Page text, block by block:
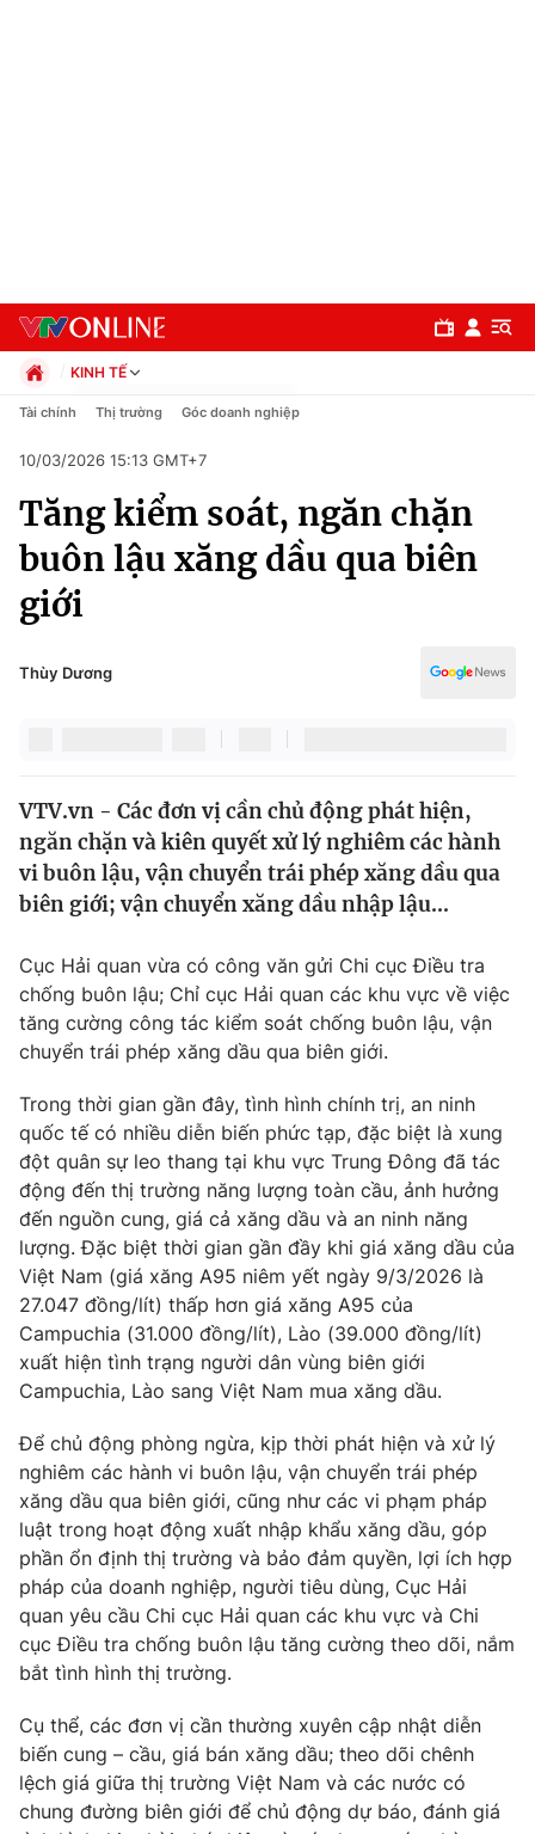
Chuyên mục
Chính trị
Xã hội
Pháp luật
Thế giới
Tin tức
Thế giới đó đây
Câu chuyện quốc tế
Kinh tế
Thị trường
Góc doanh nghiệp
Dữ liệu và đời sống
Truyền hình
Hậu trường
Nhân vật
Khán giả
Giải sao mai
Giải trí
Điện ảnh
Âm nhạc
Sao
Đời sống
Du lịch
Làm đẹp
Chất lượng cuộc sống
Giáo dục
Tuyển sinh
Học trực tuyến
Công nghệ
Hitech Công nghệ tương lai
Sản phẩm
Thị trường
Tư vấn
Giao lưu trực tuyến
Lịch phát sóng
Chuyên mục khác
Emagazine Podcast
Photo Infographic
Video Shorts video
VTV Money VTV Thể thao
KINH TẾ
Chính trị
Pháp luật
Kinh tế
Thể thao
Truyền hình
Văn hóa - Giải trí
Công nghệ
Tài chính Thị trường Góc doanh nghiệp
10/03/2026 15:13 GMT+7
Tăng kiểm soát, ngăn chặn
buôn lậu xăng dầu qua biên
giới
Thùy Dương
VTV.vn - Các đơn vị cần chủ động phát hiện,
ngăn chặn và kiên quyết xử lý nghiêm các hành
vi buôn lậu, vận chuyển trái phép xăng dầu qua
biên giới; vận chuyển xăng dầu nhập lậu...
Cục Hải quan vừa có công văn gửi Chi cục Điều tra
chống buôn lậu; Chỉ cục Hải quan các khu vực về việc
tăng cường công tác kiểm soát chống buôn lậu, vận
chuyển trái phép xăng dầu qua biên giới.
Trong thời gian gần đây, tình hình chính trị, an ninh
quốc tế có nhiều diễn biến phức tạp, đặc biệt là xung
đột quân sự leo thang tại khu vực Trung Đông đã tác
động đến thị trường năng lượng toàn cầu, ảnh hưởng
đến nguồn cung, giá cả xăng dầu và an ninh năng
lượng. Đặc biệt thời gian gần đầy khi giá xăng dầu của
Việt Nam (giá xăng A95 niêm yết ngày 9/3/2026 là
27.047 đồng/lít) thấp hơn giá xăng A95 của
Campuchia (31.000 đồng/lít), Lào (39.000 đồng/lít)
xuất hiện tình trạng người dân vùng biên giới
Campuchia, Lào sang Việt Nam mua xăng dầu.
Để chủ động phòng ngừa, kịp thời phát hiện và xử lý
nghiêm các hành vi buôn lậu, vận chuyển trái phép
xăng dầu qua biên giới, cũng như các vi phạm pháp
luật trong hoạt động xuất nhập khẩu xăng dầu, góp
phần ổn định thị trường và bảo đảm quyền, lợi ích hợp
pháp của doanh nghiệp, người tiêu dùng, Cục Hải
quan yêu cầu Chi cục Hải quan các khu vực và Chi
cục Điều tra chống buôn lậu tăng cường theo dõi, nắm
bắt tình hình thị trường.
Cụ thể, các đơn vị cần thường xuyên cập nhật diễn
biến cung – cầu, giá bán xăng dầu; theo dõi chênh
lệch giá giữa thị trường Việt Nam và các nước có
chung đường biên giới để chủ động dự báo, đánh giá